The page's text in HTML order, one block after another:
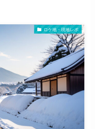
ロケ地・現地レポ